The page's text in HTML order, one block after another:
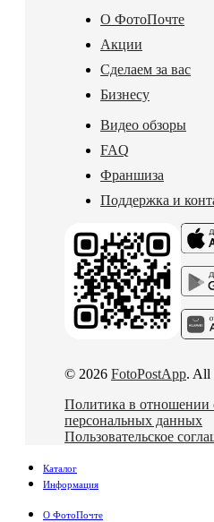
О ФотоПочте
Акции
Сделаем за вас
Бизнесу
Видео обзоры
FAQ
Франшиза
Поддержка и
© 2026 FotoPostApp. All
Политика в отношении
персональных данных
Пользовательское
Каталог
Информация
О ФотоПочте